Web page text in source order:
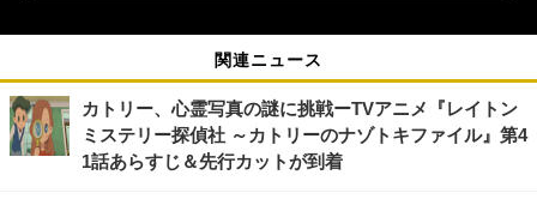
関連ニュース
カトリー、心霊写真の謎に挑戦ーTVアニメ『レイトン
ミステリー探偵社 ～カトリーのナゾトキファイル』第4
1話あらすじ＆先行カットが到着